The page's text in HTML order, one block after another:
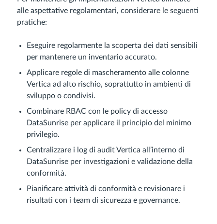
alle aspettative regolamentari, considerare le seguenti
pratiche:
Eseguire regolarmente la scoperta dei dati sensibili
per mantenere un inventario accurato.
Applicare regole di mascheramento alle colonne
Vertica ad alto rischio, soprattutto in ambienti di
sviluppo o condivisi.
Combinare RBAC con le policy di accesso
DataSunrise per applicare il principio del minimo
privilegio.
Centralizzare i log di audit Vertica all’interno di
DataSunrise per investigazioni e validazione della
conformità.
Pianificare attività di conformità e revisionare i
risultati con i team di sicurezza e governance.